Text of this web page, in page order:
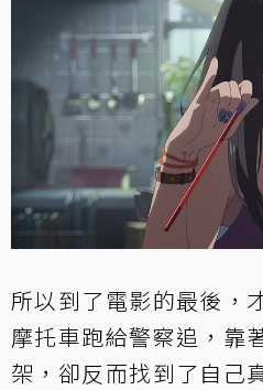
所以到了電影的最後，
摩托車跑給警察追，靠
架，卻反而找到了自己